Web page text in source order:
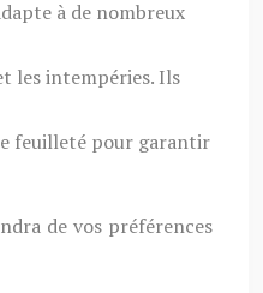
à de nombreux
les intempéries. Ils
feuilleté pour garantir
de vos préférences